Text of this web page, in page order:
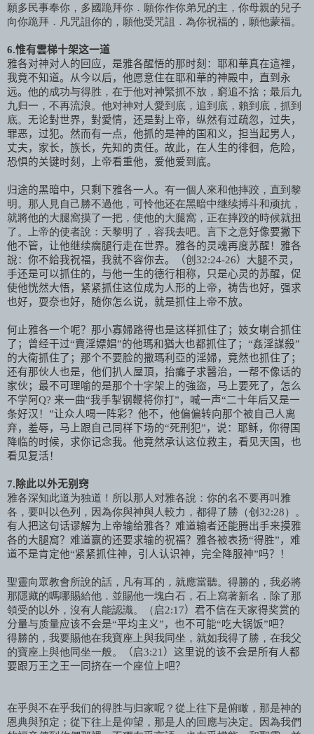
願多民事奉你，多國跪拜你．願你作你弟兄的主，你母親的兒子
向你跪拜．凡咒詛你的，願他受咒詛．為你祝福的，願他蒙福。
6.惟有雲梯十架这一道
雅各对神对人的回应，是雅各醒悟的那时刻：耶和華真在這裡，
我竟不知道。从今以后，他愿意住在耶和華的神殿中，直到永
远。 他的成功与得胜，在于他对神緊抓不放，窮追不捨；最后九
九归一，不再流浪。他对神对人愛到底，追到底，賴到底，抓到
底。 无论對世界，對愛情，还是對上帝，纵然有过疏忽，过失，
罪恶，过犯。然而有一点，他抓的是神的国和义，担当起男人，
丈夫，家长，族长，先知的责任。故此，在人生的徘徊，危险，
恐惧的关键时刻，上帝看重他，爱他爱到底。
归途的黑暗中，只剩下雅各一人。 有一個人來和他摔跤，直到黎
明。那人見自己勝不過他，可怜他还在黑暗中继续搏斗和顽抗，
就將他的大腿窩摸了一把，使他的大腿窩，正在摔跤的時候就扭
了。上帝的使者說：天黎明了，容我去吧。言下之意好像要撇下
他不管，让他继续瘸腿行走在世界。雅各的灵魂再度苏醒！雅各
說：你不給我祝福，我就不容你去。（创 32:24-26）大腿不灵，
手还是可以抓住的，与他一生的德行相称，只是心灵的苏醒，促
使他恍然大悟，紧紧抓住这位成为人形的上帝，祷告也好，强求
也好，耍奈也好，随你怎么说，就是抓住上帝不放。
何止雅各一个呢？那小寡婦路得也是这样抓住了；妓女喇合抓住
了；曾经干过“賣淫嫖娼”的他瑪和猶大也都抓住了；“姦淫謀殺”
的大衛抓住了；那个不要脸的撒瑪利亞的淫婦，竟然也抓住了；
还有那伙人也是，他们扒人屋頂，抬癱子求醫治，一帮不像话的
家伙； 最不可理喻的是那个十字架上的強盜，马上要死了，怎么
不学阿 Q? 来一曲“我手掣钢鞭将你打”，喊一声“二十年后又是一
条好汉！”让众人喝一阵彩？他不，他偏偏转向那个被自己人离
弃，羞辱，马上跟自己同样下场的“死刑犯”，说：耶稣，你得国
降临的时候，求你记念我。他竟然承认这位救主，看见天国，也
看见复活！
7.除此以外无别窍
雅各深知此道为独道！所以那人对雅各說：你的名不要再叫雅
各，要叫以色列，因為你與神與人較力，都得了勝（创 32:28）。
有人把这句话谬解为上帝输给雅各？难道输者还能腾出手来摸雅
各的大腿窩？难道赢的还要求输的祝福？雅各被表扬“得胜”，难
道不是肯定他“紧紧抓住神，引人认识神，完全降服神”吗？！
聖靈向眾教會所說的話，凡有耳的，就應當聽。得勝的，我必將
那隱藏的嗎哪賜給他．並賜他一塊白石，石上寫著新名．除了那
領受的以外，沒有人能認識。（启2:17）君不信在天家得奖赏的
分量与质量应该不会是“平均主义”，也不可能“吃大锅饭”吧？
得勝的，我要賜他在我寶座上與我同坐，就如我得了勝，在我父
的寶座上與他同坐一般。
（启3:21 ）这里说的该不会是所有人都
要跟万王之王一同挤在一个座位上吧？
在乎與不在乎我们的得胜与归家呢？從上往下是俯瞰，那是神的
恩典與預定；從下往上是仰望，那是人的回應与决定。因為我們